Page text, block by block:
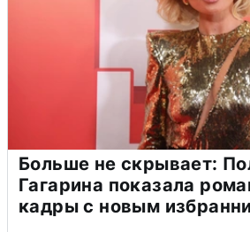
Больше не скрывает:
Гагарина показала
кадры с новым